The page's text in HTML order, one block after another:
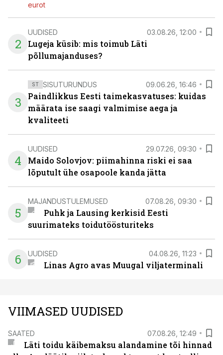
eurot
2
UUDISED 03.08.26, 12:00
Lugeja küsib: mis toimub Läti
põllumajanduses?
3
ST SISUTURUNDUS 09.06.26, 16:46
Paindlikkus Eesti taimekasvatuses: kuidas
määrata ise saagi valmimise aega ja
kvaliteeti
4
UUDISED 29.07.26, 09:30
Maido Solovjov: piimahinna riski ei saa
lõputult ühe osapoole kanda jätta
5
MAJANDUSTULEMUSED 07.08.26, 09:30
Puhk ja Lausing kerkisid Eesti
suurimateks toidutöösturiteks
6 UUDISED 04.08.26, 11:23
Linas Agro avas Muugal viljaterminali
VIIMASED UUDISED
SAATED 07.08.26, 12:49
Läti toidu käibemaksu alandamine tõi hinnad